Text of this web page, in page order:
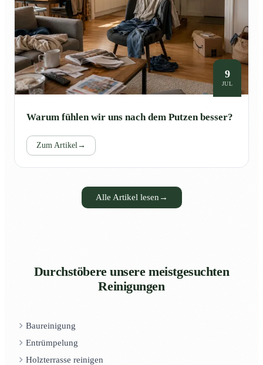
9
JUL
Warum fühlen wir uns nach dem Putzen besser?
Zum Artikel →
Alle Artikel lesen →
Durchstöbere unsere meistgesuchten
Reinigungen
Baureinigung
Entrümpelung
Holzterrasse reinigen